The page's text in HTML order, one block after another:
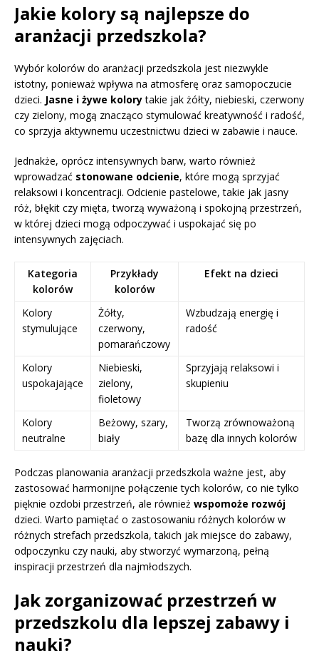
Jakie kolory są najlepsze do
aranżacji przedszkola?
Wybór kolorów do aranżacji przedszkola jest niezwykle
istotny, ponieważ wpływa na atmosferę oraz samopoczucie
dzieci. Jasne i żywe kolorytakie jak żółty, niebieski, czerwony
czy zielony, mogą znacząco stymulować kreatywność i radość,
co sprzyja aktywnemu uczestnictwu dzieci w zabawie i nauce.
Jednakże, oprócz intensywnych barw, warto również
wprowadzać stonowane odcienie, które mogą sprzyjać
relaksowi i koncentracji. Odcienie pastelowe, takie jak jasny
róż, błękit czy mięta, tworzą wyważoną i spokojną przestrzeń,
w której dzieci mogą odpoczywać i uspokajać się po
intensywnych zajęciach.
Kategoria
kolorów
Przykłady
kolorów
Efekt na dzieci
Kolory
stymulujące
Żółty,
czerwony,
pomarańczowy
Wzbudzają energię i
radość
Kolory
uspokajające
Niebieski,
zielony,
fioletowy
Sprzyjają relaksowi i
skupieniu
Kolory
neutralne
Beżowy, szary,
biały
Tworzą zrównoważoną
bazę dla innych kolorów
Podczas planowania aranżacji przedszkola ważne jest, aby
zastosować harmonijne połączenie tych kolorów, co nie tylko
pięknie ozdobi przestrzeń, ale również wspomoże rozwój
dzieci. Warto pamiętać o zastosowaniu różnych kolorów w
różnych strefach przedszkola, takich jak miejsce do zabawy,
odpoczynku czy nauki, aby stworzyć wymarzoną, pełną
inspiracji przestrzeń dla najmłodszych.
Jak zorganizować przestrzeń w
przedszkolu dla lepszej zabawy i
nauki?